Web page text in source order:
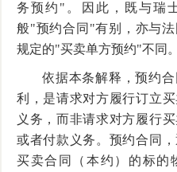
务预约"。因此，既与瑞
般"预约合同"有别，亦与
规定的"买卖单方预约"不同
依据本条解释，预约
利，是请求对方履行订立
义务，而非请求对方履行
或者付款义务。预约合同
买卖合同（本约）的标的